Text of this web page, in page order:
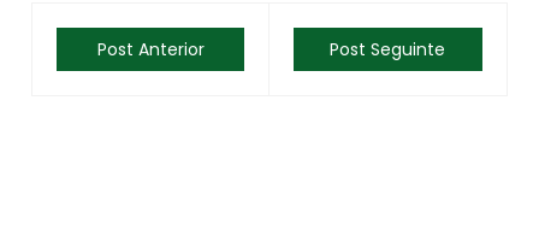
Post Anterior Post Seguinte